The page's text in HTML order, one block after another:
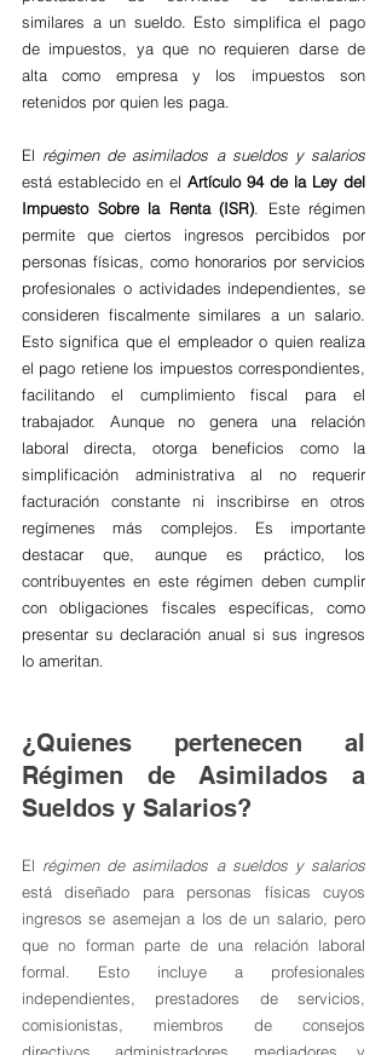
similares a un sueldo. Esto simplifica el pago
de impuestos, ya que no requieren darse de
alta como empresa y los impuestos son
retenidos por quien les paga.
El régimen de asimilados a sueldos y salarios
está establecido en el Artículo 94 de la Ley del
Impuesto Sobre la Renta (ISR). Este régimen
permite que ciertos ingresos percibidos por
personas físicas, como honorarios por servicios
profesionales o actividades independientes, se
consideren fiscalmente similares a un salario.
Esto significa que el empleador o quien realiza
el pago retiene los impuestos correspondientes,
facilitando el cumplimiento fiscal para el
trabajador. Aunque no genera una relación
laboral directa, otorga beneficios como la
simplificación administrativa al no requerir
facturación constante ni inscribirse en otros
regímenes más complejos. Es importante
destacar que, aunque es práctico, los
contribuyentes en este régimen deben cumplir
con obligaciones fiscales específicas, como
presentar su declaración anual si sus ingresos
lo ameritan.
¿Quienes pertenecen al
Régimen de Asimilados a
Sueldos y Salarios?
El régimen de asimilados a sueldos y salarios
está diseñado para personas físicas cuyos
ingresos se asemejan a los de un salario, pero
que no forman parte de una relación laboral
formal. Esto incluye a profesionales
independientes, prestadores de servicios,
comisionistas, miembros de consejos